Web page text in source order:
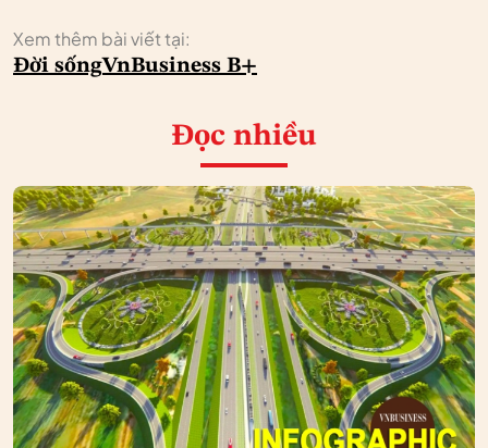
Xem thêm bài viết tại:
Đời sốngVnBusiness B+
Đọc nhiều